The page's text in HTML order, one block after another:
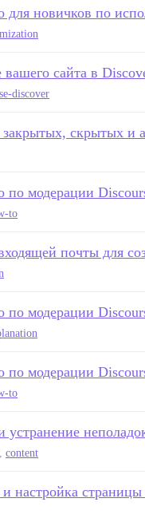
для новичков по
вашего сайта в
discover
скрытых и
по модерации
to
почты для
по модерации
по модерации
to
устранение
, content
настройка